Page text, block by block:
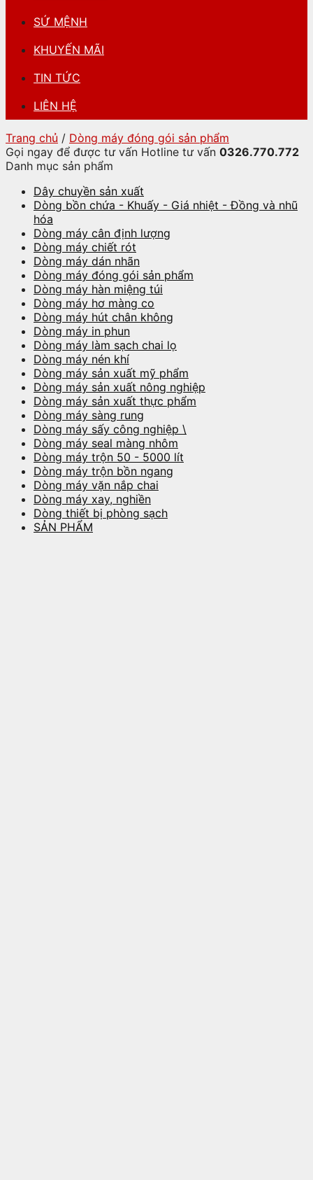
SỨ MỆNH
KHUYẾN MÃI
TIN TỨC
LIÊN HỆ
Trang chủ / Dòng máy đóng gói sản phẩm
Gọi ngay để được tư vấn Hotline tư vấn 0326.770.772
Danh mục sản phẩm
Dây chuyền sản xuất
Dòng bồn chứa - Khuấy - Giá nhiệt - Đồng và nhũ
hóa
Dòng máy cân định lượng
Dòng máy chiết rót
Dòng máy dán nhãn
Dòng máy đóng gói sản phẩm
Dòng máy hàn miệng túi
Dòng máy hơ màng co
Dòng máy hút chân không
Dòng máy in phun
Dòng máy làm sạch chai lọ
Dòng máy nén khí
Dòng máy sản xuất mỹ phẩm
Dòng máy sản xuất nông nghiệp
Dòng máy sản xuất thực phẩm
Dòng máy sàng rung
Dòng máy sấy công nghiệp \
Dòng máy seal màng nhôm
Dòng máy trộn 50 - 5000 lít
Dòng máy trộn bồn ngang
Dòng máy vặn nắp chai
Dòng máy xay, nghiền
Dòng thiết bị phòng sạch
SẢN PHẨM